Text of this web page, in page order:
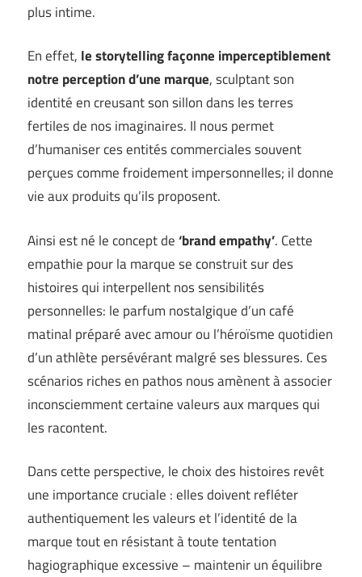
plus intime.
En effet, le storytelling façonne imperceptiblement
notre perception d’une marque, sculptant son
identité en creusant son sillon dans les terres
fertiles de nos imaginaires. Il nous permet
d’humaniser ces entités commerciales souvent
perçues comme froidement impersonnelles; il donne
vie aux produits qu’ils proposent.
Ainsi est né le concept de‘brand empathy’. Cette
empathie pour la marque se construit sur des
histoires qui interpellent nos sensibilités
personnelles: le parfum nostalgique d’un café
matinal préparé avec amour ou l’héroïsme quotidien
d’un athlète persévérant malgré ses blessures. Ces
scénarios riches en pathos nous amènent à associer
inconsciemment certaine valeurs aux marques qui
les racontent.
Dans cette perspective, le choix des histoires revêt
une importance cruciale : elles doivent refléter
authentiquement les valeurs et l’identité de la
marque tout en résistant à toute tentation
hagiographique excessive – maintenir un équilibre